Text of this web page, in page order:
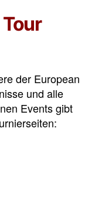
der European
und alle
Events gibt